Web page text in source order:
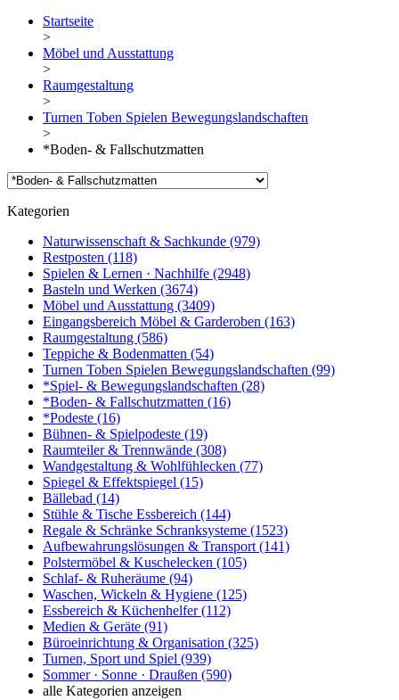
Startseite
>
Möbel und Ausstattung
>
Raumgestaltung
>
Turnen Toben Spielen Bewegungslandschaften
>
*Boden- & Fallschutzmatten
Kategorien
Naturwissenschaft & Sachkunde (979)
Restposten (118)
Spielen & Lernen · Nachhilfe (2948)
Basteln und Werken (3674)
Möbel und Ausstattung (3409)
Eingangsbereich Möbel & Garderoben (163)
Raumgestaltung (586)
Teppiche & Bodenmatten (54)
Turnen Toben Spielen Bewegungslandschaften (99)
*Spiel- & Bewegungslandschaften (28)
*Boden- & Fallschutzmatten (16)
*Podeste (16)
Bühnen- & Spielpodeste (19)
Raumteiler & Trennwände (308)
Wandgestaltung & Wohlfühlecken (77)
Spiegel & Effektspiegel (15)
Bällebad (14)
Stühle & Tische Essbereich (144)
Regale & Schränke Schranksysteme (1523)
Aufbewahrungslösungen & Transport(141)
Polstermöbel & Kuschelecken (105)
Schlaf- & Ruheräume (94)
Waschen, Wickeln & Hygiene (125)
Essbereich & Küchenhelfer(112)
Medien & Geräte (91)
Büroeinrichtung & Organisation (325)
Turnen, Sport und Spiel (939)
Sommer · Sonne · Draußen (590)
alle Kategorien anzeigen